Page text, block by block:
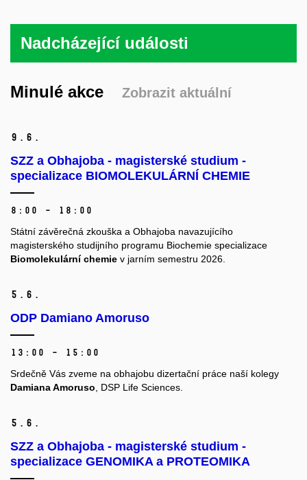
Nadcházející události
Minulé akce Zobrazit aktuální
9. 6.
SZZ a Obhajoba - magisterské studium -
specializace BIOMOLEKULÁRNÍ CHEMIE
8:00 – 18:00
​Státní závěrečná zkouška a Obhajoba navazujícího
magisterského studijního programu Biochemie specializace
Biomolekulární chemie v jarním semestru 2026.
5. 6.
ODP Damiano Amoruso
13:00 – 15:00
Srdečně Vás zveme na obhajobu dizertační práce naší kolegy
Damiana Amoruso , DSP Life Sciences.
5. 6.
SZZ a Obhajoba - magisterské studium -
specializace GENOMIKA a PROTEOMIKA